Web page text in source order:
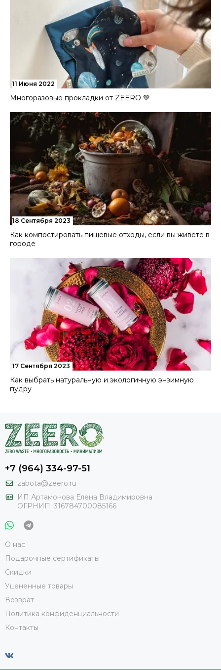
11 Июня 2022
Многоразовые прокладки от ZEERO 💚
18 Сентября 2023
Как компостировать пищевые отходы, если вы живете в
городе
17 Сентября 2023
Как выбрать натуральную и экологичную энзимную
пудру
+7 (964) 334-97-51
zabota@zeero.ru
И П Артамонова Елена Владимировна
ОГРНИП: 316784700085166
О нас
Подарочные сертификаты
Скидки
Уцененные товары
Возврат
Политика конфиденциальности
Контакты